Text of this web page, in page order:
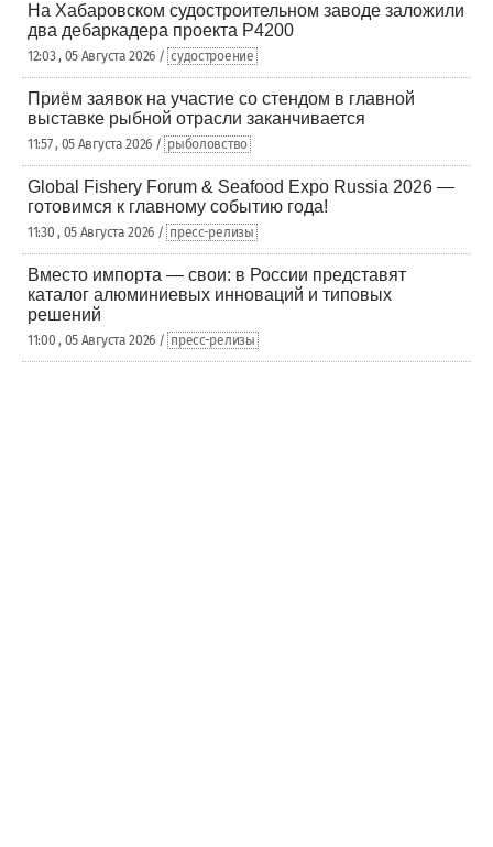
На Хабаровском судостроительном заводе заложили
два дебаркадера проекта Р4200
12:03 , 05 Августа 2026 / судостроение
Приём заявок на участие со стендом в главной
выставке рыбной отрасли заканчивается
11:57 , 05 Августа 2026 / рыболовство
Global Fishery Forum & Seafood Expo Russia 2026 —
готовимся к главному событию года!
11:30 , 05 Августа 2026 / пресс-релизы
Вместо импорта — свои: в России представят
каталог алюминиевых инноваций и типовых
решений
11:00 , 05 Августа 2026 / пресс-релизы